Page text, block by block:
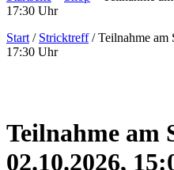
17:30 Uhr
Start / Stricktreff/ Teilnahme am
17:30 Uhr
Teilnahme am
02.10.2026,